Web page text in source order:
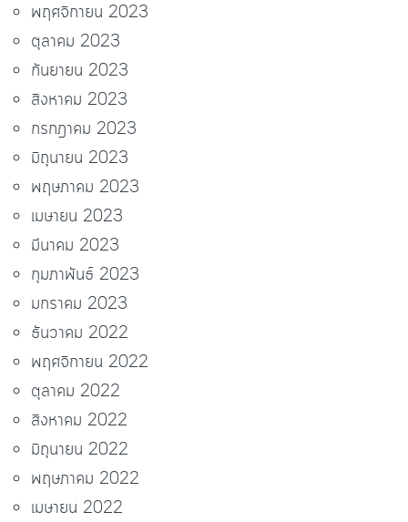
พฤศจิกายน 2023
ตุลาคม 2023
กันยายน 2023
สิงหาคม 2023
กรกฎาคม 2023
มิถุนายน 2023
พฤษภาคม 2023
เมษายน 2023
มีนาคม 2023
กุมภาพันธ์ 2023
มกราคม 2023
ธันวาคม 2022
พฤศจิกายน 2022
ตุลาคม 2022
สิงหาคม 2022
มิถุนายน 2022
พฤษภาคม 2022
เมษายน 2022